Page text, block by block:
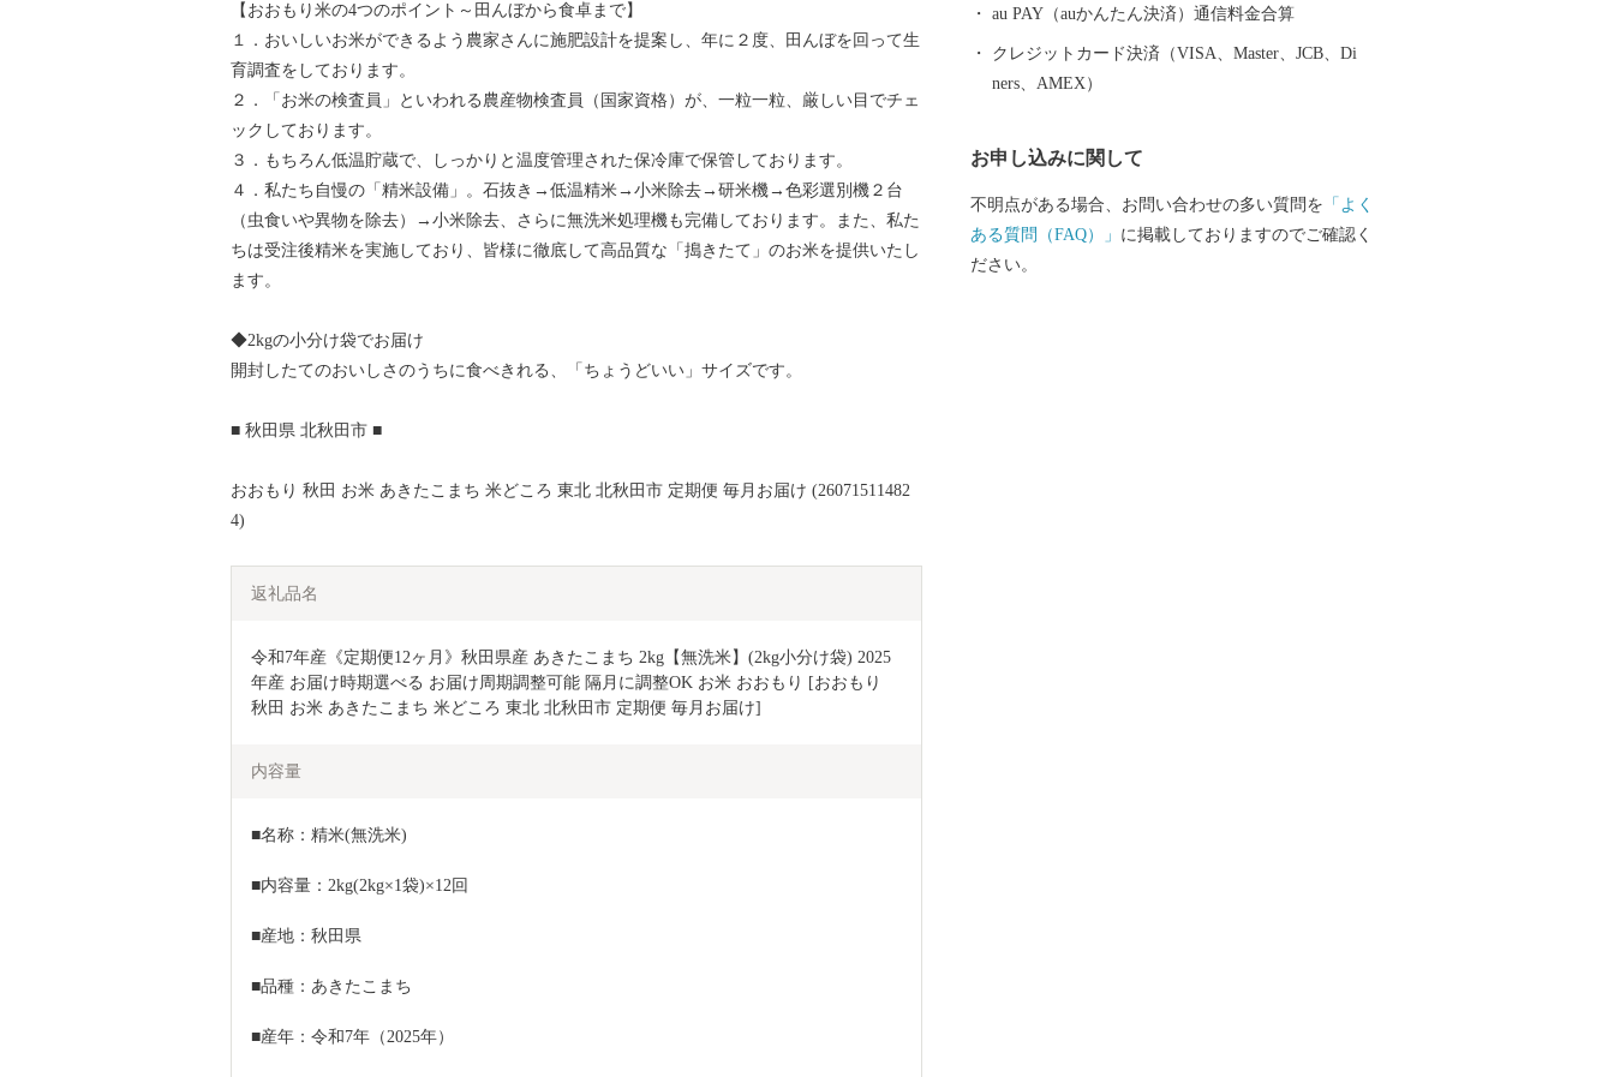
【おおもり米の4つのポイント～田んぼから食卓まで】
１．おいしいお米ができるよう農家さんに施肥設計を提案し、年に２度、田んぼを回って生
育調査をしております。
２．「お米の検査員」といわれる農産物検査員（国家資格）が、一粒一粒、厳しい目でチェ
ックしております。
３．もちろん低温貯蔵で、しっかりと温度管理された保冷庫で保管しております。
４．私たち自慢の「精米設備」。石抜き→低温精米→小米除去→研米機→色彩選別機２台
（虫食いや異物を除去）→小米除去、さらに無洗米処理機も完備しております。また、私た
ちは受注後精米を実施しており、皆様に徹底して高品質な「搗きたて」のお米を提供いたし
ます。
◆2kgの小分け袋でお届け
開封したてのおいしさのうちに食べきれる、「ちょうどいい」サイズです。
■ 秋田県 北秋田市 ■
おおもり 秋田 お米 あきたこまち 米どころ 東北 北秋田市 定期便 毎月お届け (26071511482
4)
返礼品名
令和7年産《定期便12ヶ月》秋田県産 あきたこまち 2kg【無洗米】(2kg小分け袋) 2025
年産 お届け時期選べる お届け周期調整可能 隔月に調整OK お米 おおもり [おおもり
秋田 お米 あきたこまち 米どころ 東北 北秋田市 定期便 毎月お届け]
内容量
■名称：精米(無洗米)
■内容量：2kg(2kg×1袋)×12回
■産地：秋田県
■品種：あきたこまち
■産年：令和7年（2025年）
と、秋田県内陸部を南北に縦貫するローカル線です。
車窓の外にはのどかな田園や雄大な山々が広がり、日
界一の綴子大太鼓や世界遺産登録を目指す伊勢堂岱遺
跡、田舎スイーツ「北あきたバター餅」などがあり、
文化・食・自然など、様々な楽しみ方ができるまちで
au PAY（auかんたん決済）通信料金合算
クレジットカード決済（VISA、Master、JCB、Di
ners、AMEX）
お申し込みに関して
不明点がある場合、お問い合わせの多い質問を 「よく
ある質問（FAQ）」 に掲載しておりますのでご確認く
ださい。